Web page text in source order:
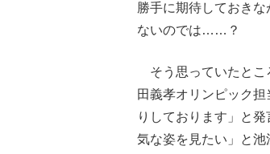
勝手に期待しておき
ないのでは……？
そう思っていたとこ
田義孝オリンピック
りしております」と
気な姿を見たい」と